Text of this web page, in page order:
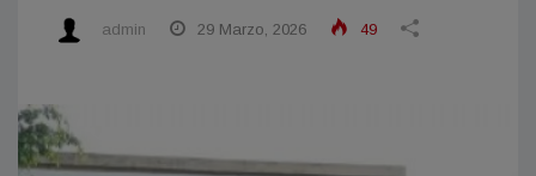
admin 29 Marzo, 2026 49